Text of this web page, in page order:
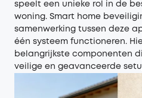
speelt een unieke rol in de
woning. Smart home
samenwerking tussen deze
één systeem functioneren.
belangrijkste componenten
veilige en geavanceerde